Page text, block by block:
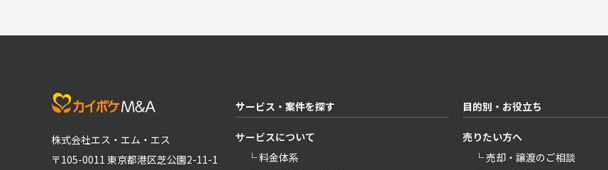
株式会社エス・エム・エス
〒105-0011 東京都港区芝公園2-11-1
サービス・案件を探す
サービスについて
└ 料金体系
目的別・お役立ち
売りたい方へ
└ 売却・譲渡のご相談